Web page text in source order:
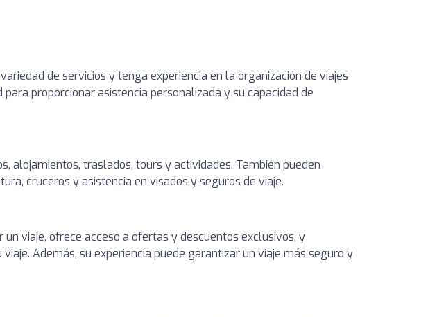
de servicios y tenga experiencia en la organización de viajes
proporcionar asistencia personalizada y su capacidad de
alojamientos, traslados, tours y actividades. También pueden
cruceros y asistencia en visados y seguros de viaje.
viaje, ofrece acceso a ofertas y descuentos exclusivos, y
Además, su experiencia puede garantizar un viaje más seguro y